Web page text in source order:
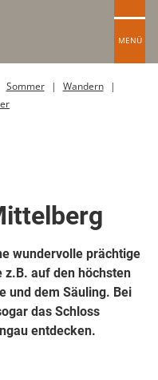
MENÜ
Sommer
Wandern
wundervolle prächtige
auf den höchsten
und dem Säuling. Bei
das Schloss
entdecken.